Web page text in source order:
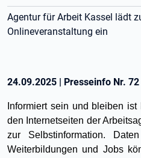
Agentur für Arbeit Kassel lädt
Onlineveranstaltung ein
24.09.2025 | Presseinfo Nr. 72
Informiert sein und bleiben
den Internetseiten der
zur Selbstinformation.
Weiterbildungen und Jobs